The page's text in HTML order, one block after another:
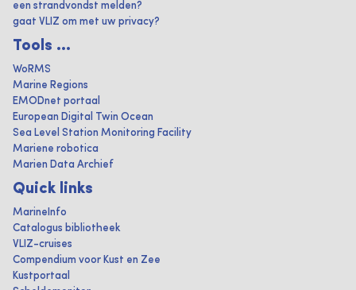
een strandvondst melden?
gaat VLIZ om met uw privacy?
Tools ...
WoRMS
Marine Regions
EMODnet portaal
European Digital Twin Ocean
Sea Level Station Monitoring Facility
Mariene robotica
Marien Data Archief
Quick links
MarineInfo
Catalogus bibliotheek
VLIZ-cruises
Compendium voor Kust en Zee
Kustportaal